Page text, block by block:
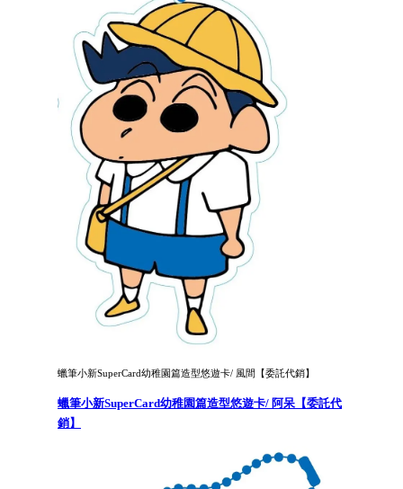
蠟筆小新SuperCard幼稚園篇造型悠遊卡/ 風間【委託代銷】
蠟筆小新SuperCard幼稚園篇造型悠遊卡/ 阿呆【委託代
銷】